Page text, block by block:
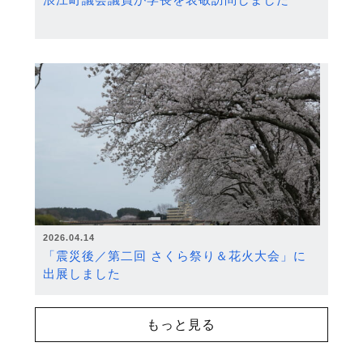
2026.04.14
「震災後／第二回 さくら祭り＆花火大会」に
出展しました
もっと見る